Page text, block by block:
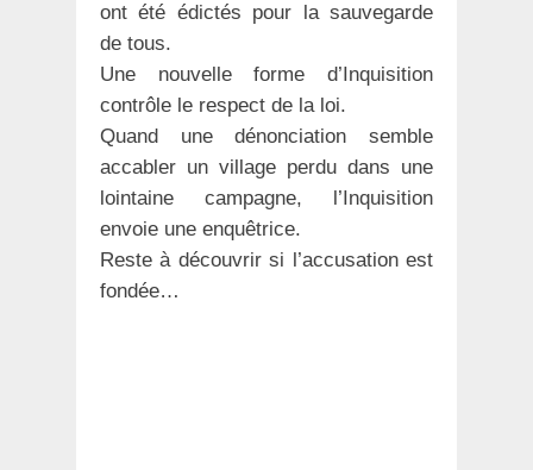
ont été édictés pour la sauvegarde
de tous.
Une nouvelle forme d’Inquisition
contrôle le respect de la loi.
Quand une dénonciation semble
accabler un village perdu dans une
lointaine campagne, l’Inquisition
envoie une enquêtrice.
Reste à découvrir si l’accusation est
fondée…